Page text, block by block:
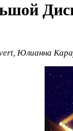
Юлианна